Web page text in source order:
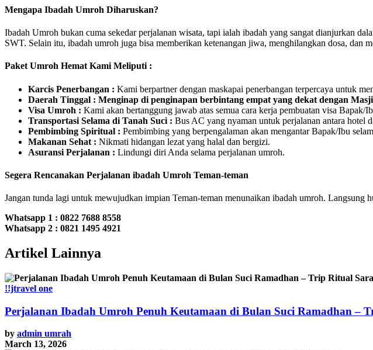
Mengapa Ibadah Umroh Diharuskan?
Ibadah Umroh bukan cuma sekedar perjalanan wisata, tapi ialah ibadah yang sangat dianjurkan
SWT. Selain itu, ibadah umroh juga bisa memberikan ketenangan jiwa, menghilangkan dosa, dan
Paket Umroh Hemat Kami Meliputi :
Karcis Penerbangan : Kami berpartner dengan maskapai penerbangan terpercaya untuk
Daerah Tinggal : Menginap di penginapan berbintang empat yang dekat dengan
Visa Umroh : Kami akan bertanggung jawab atas semua cara kerja pembuatan visa Bapak/
Transportasi Selama di Tanah Suci : Bus AC yang nyaman untuk perjalanan antara hotel
Pembimbing Spiritual : Pembimbing yang berpengalaman akan mengantar Bapak/Ibu
Makanan Sehat : Nikmati hidangan lezat yang halal dan bergizi.
Asuransi Perjalanan : Lindungi diri Anda selama perjalanan umroh.
Segera Rencanakan Perjalanan ibadah Umroh Teman-teman
Jangan tunda lagi untuk mewujudkan impian Teman-teman menunaikan ibadah umroh. Langsung
Whatsapp 1 : 0822 7688 8558
Whatsapp 2 : 0821 1495 4921
Artikel Lainnya
!!jtravel one
Perjalanan Ibadah Umroh Penuh Keutamaan di Bulan Suci Ramadhan –
by admin umrah
March 13, 2026